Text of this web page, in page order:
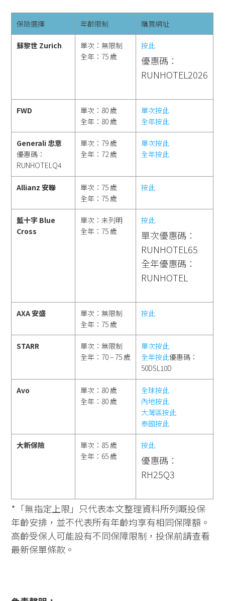
保險選擇 年齡限制 購買網址
蘇黎世 Zurich
單次：無限制
全年：75 歲
按此
優惠碼：
RUNHOTEL2026
FWD
單次：80 歲
全年：80 歲
單次按此
全年按此
Generali 忠意
優惠碼：
RUNHOTELQ4
單次：79 歲
全年：72 歲
單次按此
全年按此
Allianz 安聯
單次：75 歲
全年：75 歲
按此
藍十字 Blue
Cross
單次：未列明
全年：75 歲
按此
單次優惠碼：
RUNHOTEL65
全年優惠碼：
RUNHOTEL
AXA 安盛
單次：無限制
全年：75 歲
按此
STARR
單次：無限制
全年：70 – 75 歲
單次按此
全年按此優惠碼：
50DSL10D
Avo
單次：80 歲
全年：80 歲
全球按此
內地按此
大灣區按此
泰國按此
大新保險
單次：85 歲
全年：65 歲
按此
優惠碼：
RH25Q3
*「無指定上限」只代表本文整理資料所列嘅投保
年齡安排，並不代表所有年齡均享有相同保障額。
高齡受保人可能設有不同保障限制，投保前請查看
最新保單條款。